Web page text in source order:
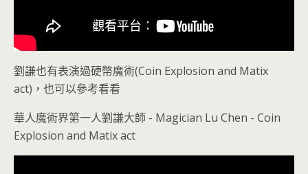
劉謙也有表演過硬幣魔術(Coin Explosion and Matix
act)，也可以參考看看
華人魔術界第一人劉謙大師 - Magician Lu Chen - Coin
Explosion and Matix act